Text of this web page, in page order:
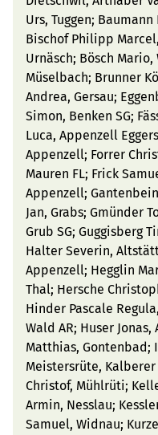
Urs, Tuggen;
Bischof Philipp
Urnäsch; Bösch
Müselbach; Brunner
Andrea, Gersau;
Simon, Benken SG;
Luca, Appenzell
Appenzell; Forrer
Mauren FL; Frick
Appenzell;
Jan, Grabs; Gmünder
Grub SG; Guggisberg
Halter Severin,
Appenzell; Hegglin
Thal; Hersche
Hinder Pascale
Wald AR; Huser
Matthias, Gontenbad;
Meistersrüte,
Christof, Mühlrüti;
Armin, Nesslau;
Samuel, Widnau;